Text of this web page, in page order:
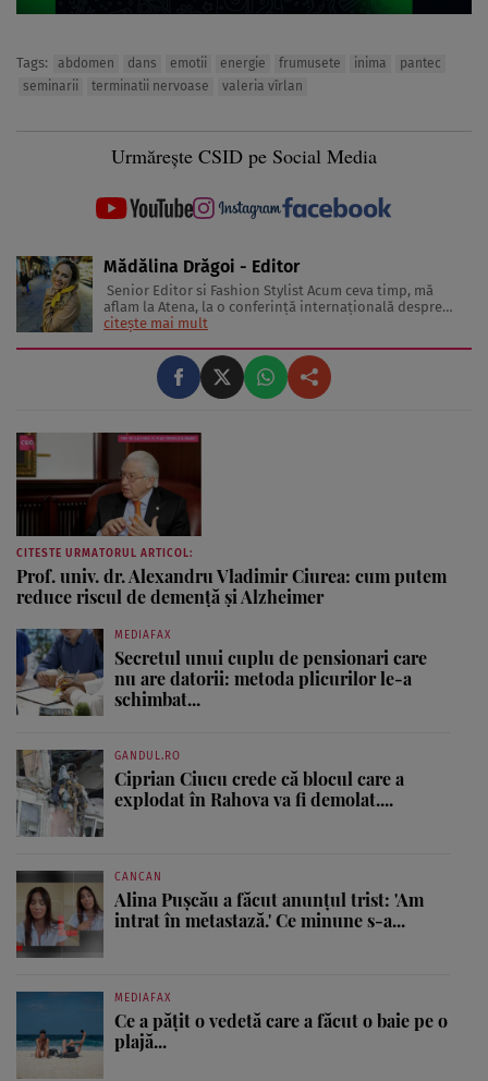
Tags: abdomen dans emotii energie frumusete inima
pantec
seminarii
terminatii nervoase valeria vîrlan
Urmărește CSID pe Social Media
Mădălina Drăgoi - Editor
Senior Editor si Fashion Stylist Acum ceva timp, mă
aflam la Atena, la o conferinţă internaţională despre
frumuseţe şi industria de profil. În sală erau jurnaliste
Multe dintre ele erau parcă scoase din paginile
revistelor pentru ...
citește mai mult
CITESTE URMATORUL ARTICOL:
Prof. univ. dr. Alexandru Vladimir Ciurea: cum putem
reduce riscul de demență și Alzheimer
MEDIAFAX
Secretul unui cuplu de pensionari care
nu are datorii: metoda plicurilor le-a
schimbat...
GANDUL.RO
Ciprian Ciucu crede că blocul care a
explodat în Rahova va fi demolat....
CANCAN
Alina Pușcău a făcut anunțul trist: 'Am
intrat în metastază.' Ce minune s-a...
MEDIAFAX
Ce a pățit o vedetă care a făcut o baie pe o
plajă...